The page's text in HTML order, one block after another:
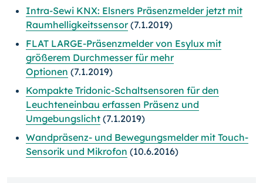
Intra-Sewi KNX: Elsners Präsenzmelder jetzt mit
Raumhelligkeitssensor(7.1.2019)
FLAT LARGE-Präsenzmelder von Esylux mit
größerem Durchmesser für mehr
Optionen (7.1.2019)
Kompakte Tridonic-Schaltsensoren für den
Leuchteneinbau erfassen Präsenz und
Umgebungslicht (7.1.2019)
Wandpräsenz- und Bewegungsmelder mit Touch-
Sensorik und Mikrofon (10.6.2016)